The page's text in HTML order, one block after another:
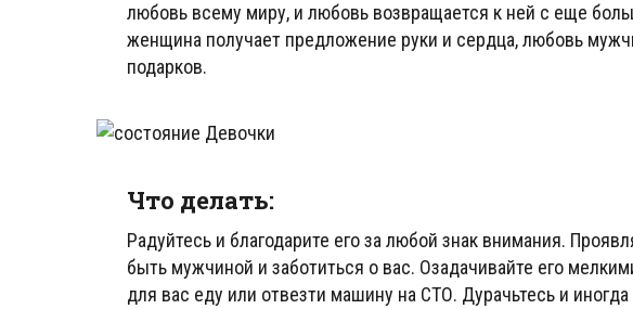
любовь всему миру, и любовь возвращается к ней с еще
женщина получает предложение руки и сердца, любовь
подарков.
Что делать:
Радуйтесь и благодарите его за любой знак внимания.
быть мужчиной и заботиться о вас. Озадачивайте его
для вас еду или отвезти машину на СТО. Дурачьтесь и